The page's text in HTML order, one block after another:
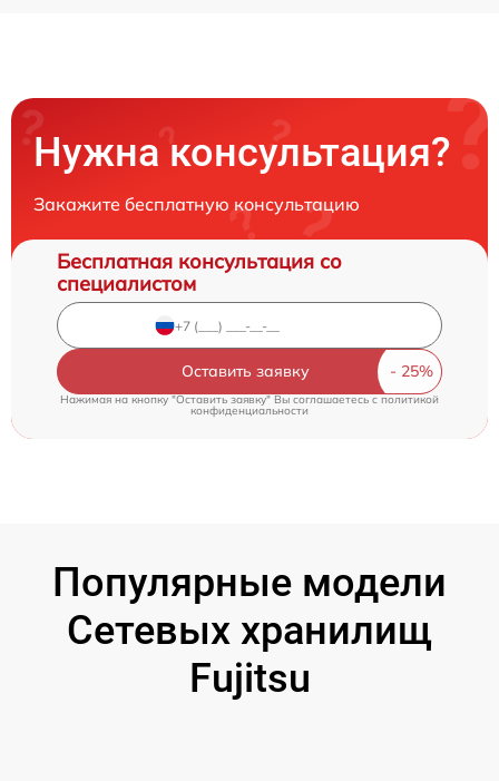
Нужна консультация?
Закажите бесплатную консультацию
Бесплатная консультация со
специалистом
Оставить заявку
Нажимая на кнопку "Оставить заявку" Вы соглашаетесь c политикой
конфиденциальности
Популярные модели
Сетевых хранилищ
Fujitsu